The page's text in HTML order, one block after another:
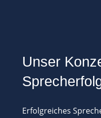
Unser
Erfolgreiches